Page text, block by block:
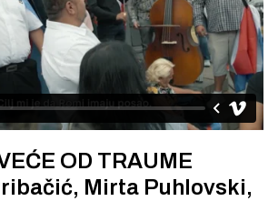
OD TRAUME
Mirta Puhlovski,